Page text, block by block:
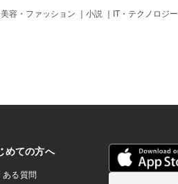
美容・ファッション ｜ 小説 ｜ IT・テクノロジー